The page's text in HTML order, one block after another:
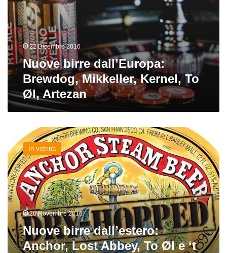
22 Dicembre 2016
Nuove birre dall’Europa:
Brewdog, Mikkeller, Kernel, To
Øl, Artezan
birre
dall’estero:
Anchor,
Lost
Abbey,
To
‘t
IJ
In vetrina
20 Novembre 2016
Nuove birre dall’estero:
Anchor, Lost Abbey, To Øl e ‘t